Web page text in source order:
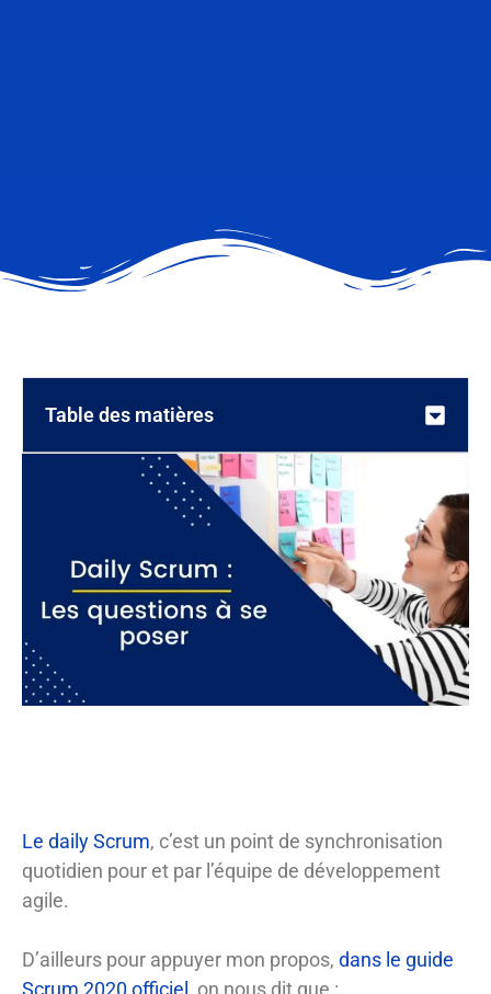
Table des matières
Le daily Scrum, c’est un point de synchronisation
quotidien pour et par l’équipe de développement
agile.
D’ailleurs pour appuyer mon propos, dans le guide
Scrum 2020 officiel , on nous dit que :